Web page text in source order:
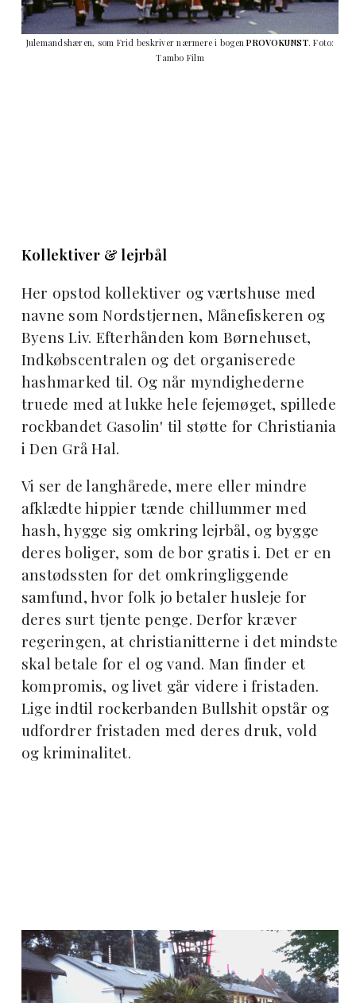
Julemandshæren, som Frid beskriver nærmere i bogenPROVOKUNST. Foto:
Tambo Film
Kollektiver & lejrbål
Her opstod kollektiver og værtshuse med
navne som Nordstjernen, Månefiskeren og
Byens Liv. Efterhånden kom Børnehuset,
Indkøbscentralen og det organiserede
hashmarked til. Og når myndighederne
truede med at lukke hele fejemøget, spillede
rockbandet Gasolin' til støtte for Christiania
i Den Grå Hal.
Vi ser de langhårede, mere eller mindre
afklædte hippier tænde chillummer med
hash, hygge sig omkring lejrbål, og bygge
deres boliger, som de bor gratis i. Det er en
anstødssten for det omkringliggende
samfund, hvor folk jo betaler husleje for
deres surt tjente penge. Derfor kræver
regeringen, at christianitterne i det mindste
skal betale for el og vand. Man finder et
kompromis, og livet går videre i fristaden.
Lige indtil rockerbanden Bullshit opstår og
udfordrer fristaden med deres druk, vold
og kriminalitet.